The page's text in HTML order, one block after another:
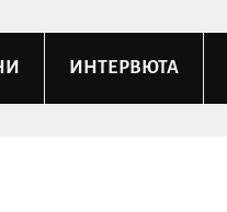
ИНТЕРВЮТА